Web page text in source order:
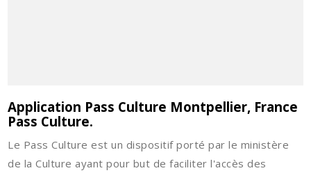
Application Pass Culture Montpellier, France
Pass Culture.
Le Pass Culture est un dispositif porté par le ministère
de la Culture ayant pour but de faciliter l'accès des